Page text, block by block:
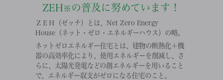
ZEH※ の普及に努めています！
ＺＥＨ（ゼッチ）とは、Net Zero Energy
House（ネット・ゼロ・エネルギーハウス）の略。
ネットゼロエネルギー住宅とは、建物の断熱化＋機
器の高効率化により、使用エネルギーを削減し、さ
らに、太陽光発電などの創エネルギーを用いること
で、エネルギー収支がゼロになる住宅のこと。